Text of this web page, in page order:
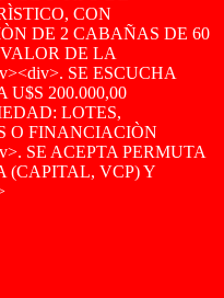
CON
DE 2 CABAÑAS DE 60
DE LA
SE ESCUCHA
U$S 200.000,00
LOTES,
O FINANCIACIÒN
SE ACEPTA PERMUTA
(CAPITAL, VCP) Y